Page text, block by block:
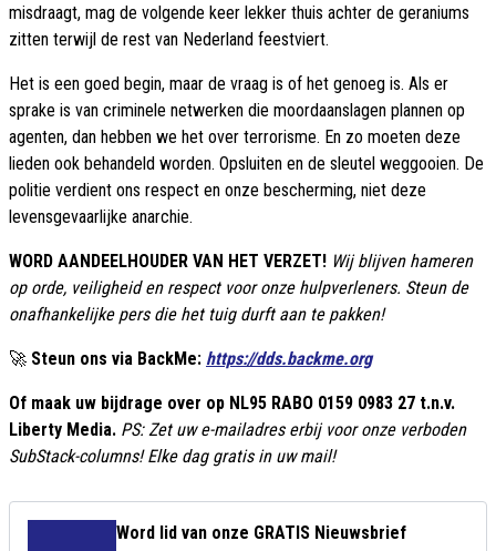
misdraagt, mag de volgende keer lekker thuis achter de geraniums
zitten terwijl de rest van Nederland feestviert.
Het is een goed begin, maar de vraag is of het genoeg is. Als er
sprake is van criminele netwerken die moordaanslagen plannen op
agenten, dan hebben we het over terrorisme. En zo moeten deze
lieden ook behandeld worden. Opsluiten en de sleutel weggooien. De
politie verdient ons respect en onze bescherming, niet deze
levensgevaarlijke anarchie.
WORD AANDEELHOUDER VAN HET VERZET! Wij blijven hameren
op orde, veiligheid en respect voor onze hulpverleners. Steun de
onafhankelijke pers die het tuig durft aan te pakken!
🚀 Steun ons via BackMe: https://dds.backme.org
Of maak uw bijdrage over op NL95 RABO 0159 0983 27 t.n.v.
Liberty Media. PS: Zet uw e-mailadres erbij voor onze verboden
SubStack-columns! Elke dag gratis in uw mail!
Word lid van onze GRATIS Nieuwsbrief